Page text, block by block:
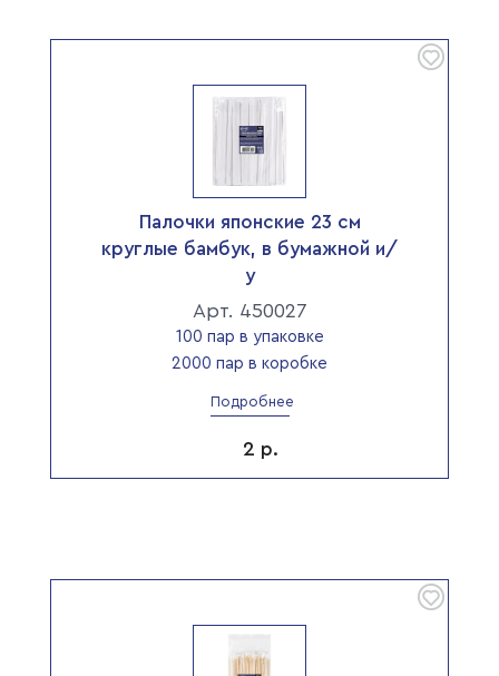
Палочки японские 23 см
круглые бамбук, в бумажной и/
у
Арт. 450027
100 пар в упаковке
2000 пар в коробке
Подробнее
2 р.